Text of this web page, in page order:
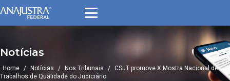
Notícias
Home / Notícias / Nos Tribunais / CSJT promove X Mostra Nacional de
Trabalhos de Qualidade do Judiciário